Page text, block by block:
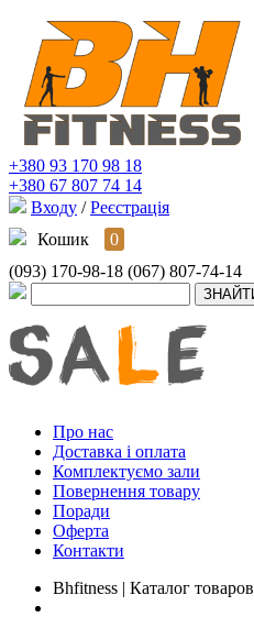
+380 93 170 98 18
+380 67 807 74 14
Входу / Реєстрація
Кошик
0
(093) 170-98-18 (067) 807-74-14
Про нас
Доставка і оплата
Комплектуємо зали
Повернення товару
Поради
Оферта
Контакти
Bhfitness | Каталог товаров